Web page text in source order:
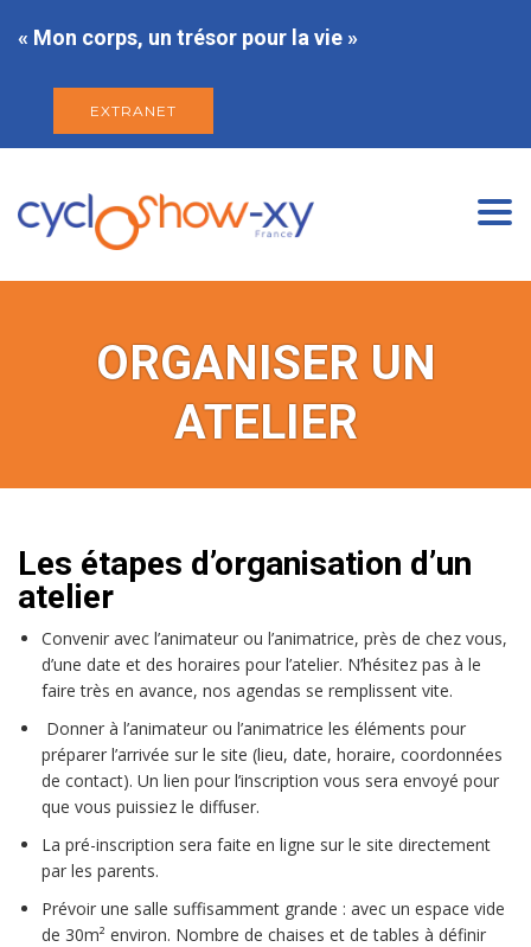
« Mon corps, un trésor pour la vie »
EXTRANET
ORGANISER UN
ATELIER
Les étapes d’organisation d’un
atelier
Convenir avec l’animateur ou l’animatrice, près de chez vous,
d’une date et des horaires pour l’atelier. N’hésitez pas à le
faire très en avance, nos agendas se remplissent vite.
Donner à l’animateur ou l’animatrice les éléments pour
préparer l’arrivée sur le site (lieu, date, horaire, coordonnées
de contact). Un lien pour l’inscription vous sera envoyé pour
que vous puissiez le diffuser.
La pré-inscription sera faite en ligne sur le site directement
par les parents.
Prévoir une salle suffisamment grande : avec un espace vide
de 30m² environ. Nombre de chaises et de tables à définir